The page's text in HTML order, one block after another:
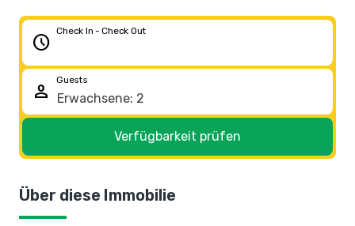
schedule
Check In - Check Out
person
Guests
Verfügbarkeit prüfen
Über diese Immobilie